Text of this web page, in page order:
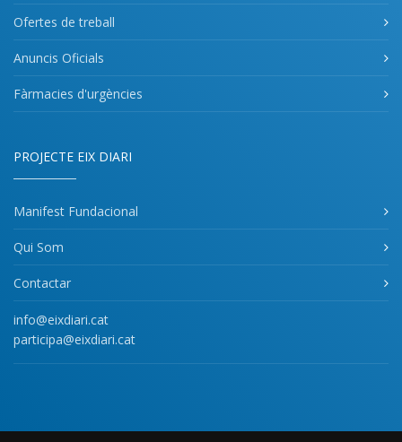
Ofertes de treball
Anuncis Oficials
Fàrmacies d'urgències
PROJECTE EIX DIARI
Manifest Fundacional
Qui Som
Contactar
info@eixdiari.cat
participa@eixdiari.cat